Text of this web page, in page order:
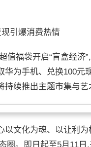
引爆消费热情
值福袋开启“盲盒经
为手机、兑换100元
持续推出主题市集与
以文化为魂、以让利
圈。即日起至5月11